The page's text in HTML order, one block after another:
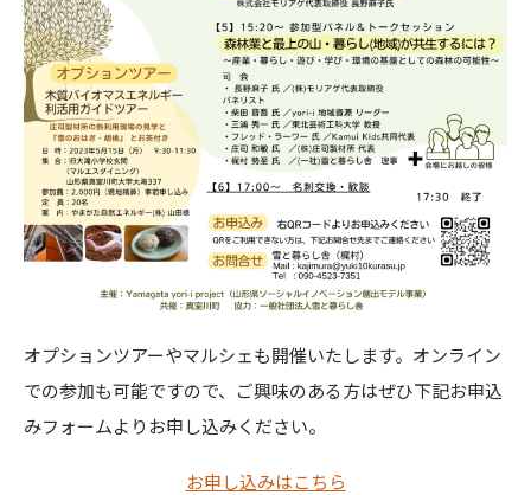
オプションツアーやマルシェも開催いたします。オンライン
での参加も可能ですので、ご興味のある方はぜひ下記お申込
みフォームよりお申し込みください。
お申し込みはこちら